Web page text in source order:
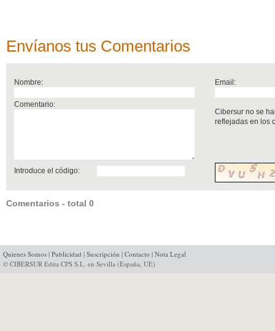
Envíanos tus Comentarios
Nombre: Email:
Comentario:
Cibersur no se
reflejadas en los
Introduce el código:
Comentarios - total 0
Quienes Somos | Publicidad | Suscripción | Contacto | Nota Legal
© CIBERSUR Edita CPS S.L. en Sevilla (España, UE)